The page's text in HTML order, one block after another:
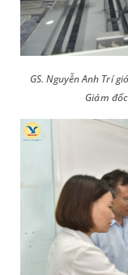
GS. Nguyễn Anh Trí
Giám